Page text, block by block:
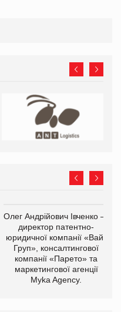
Олег Андрійович Івченко —
директор патентно-
юридичної компанії «Вайз
Груп», консалтингової
компанії «Парето» та
маркетингової агенції
Myka Agency.